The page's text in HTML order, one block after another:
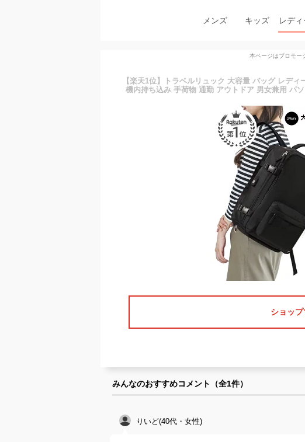
メンズ キッズ レディ
本ページはプロモー
【楽天1位】トラベルリュック 大容量 バッグ レデ
機内持ち込み 手荷物 通勤 アウトドア 男女兼用 パ
ショッ
みんなのおすすめコメント（全1件）
りいど(40代・女性)